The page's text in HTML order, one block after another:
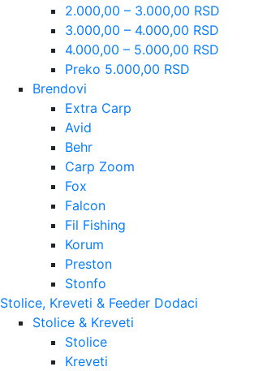
2.000,00 – 3.000,00 RSD
3.000,00 – 4.000,00 RSD
4.000,00 – 5.000,00 RSD
Preko 5.000,00 RSD
Brendovi
Extra Carp
Avid
Behr
Carp Zoom
Fox
Falcon
Fil Fishing
Korum
Preston
Stonfo
Stolice, Kreveti & Feeder Dodaci
Stolice & Kreveti
Stolice
Kreveti